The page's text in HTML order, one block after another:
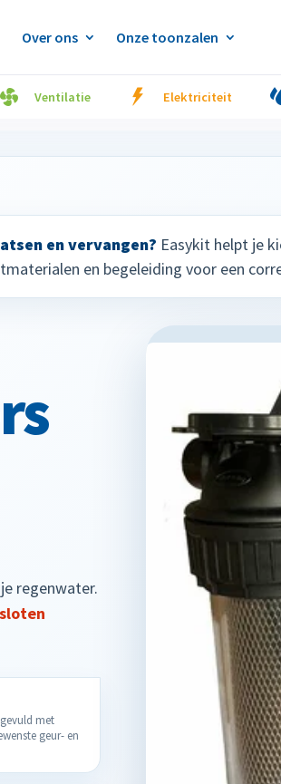
Over ons Onze toonzalen
Ventilatie Elektriciteit
en vervangen? Easykit helpt je
en begeleiding voor een
regenwater.
met
geur- en